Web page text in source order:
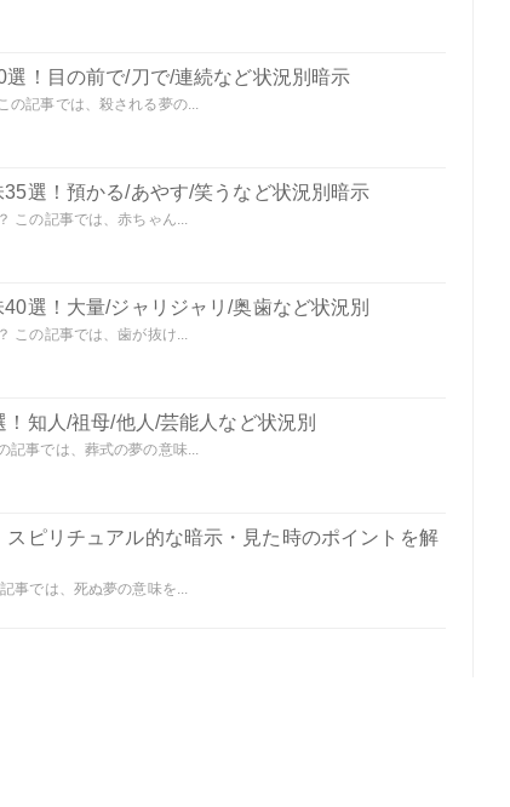
選！目の前で/刀で/連続など状況別暗示
の記事では、殺される夢の...
35選！預かる/あやす/笑うなど状況別暗示
この記事では、赤ちゃん...
選！大量/ジャリジャリ/奥歯など状況別
この記事では、歯が抜け...
！知人/祖母/他人/芸能人など状況別
記事では、葬式の夢の意味...
スピリチュアル的な暗示・見た時のポイントを解
事では、死ぬ夢の意味を...